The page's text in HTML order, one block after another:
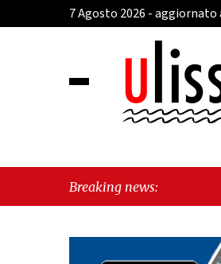
7 Agosto 2026 - aggiornato
Breaking news: